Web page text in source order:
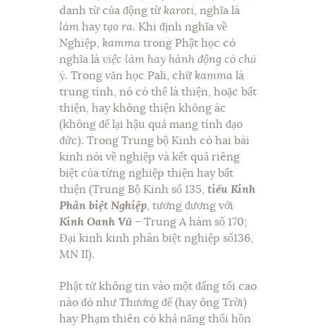
danh từ của động từ karoti , nghĩa là
làm haytạo ra. Khi định nghĩa về
Nghiệp, kamma trong Phật học có
nghĩa là việc làm hay hành động có chủ
ý. Trong văn học Pali, chữ kamma là
trung tính, nó có thể là thiện, hoặc bất
thiện, hay không thiện không ác
(không để lại hậu quả mang tính đạo
đức). Trong Trung bộ Kinh có hai bài
kinh nói về nghiệp và kết quả riêng
biệt của từng nghiệp thiện hay bất
thiện (Trung Bộ Kinh số 135, tiểu Kinh
Phân biệt Nghiệp , tương đương với
Kinh Oanh Vũ – Trung A hàm số 170;
Đại kinh kinh phân biệt nghiệp số136,
MN II).
Phật tử không tin vào một đấng tối cao
nào đó như Thương đế (hay ông Trời)
hay Phạm thiên có khả năng thổi hồn